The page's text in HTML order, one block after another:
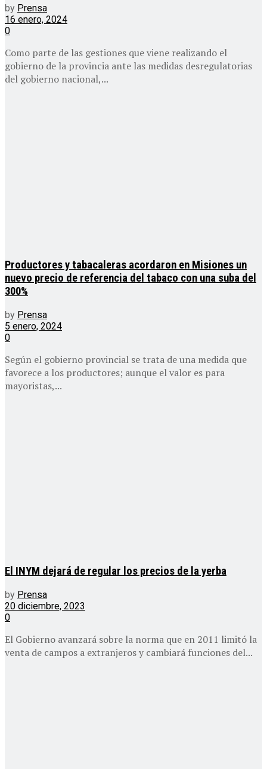
by Prensa
16 enero, 2024
0
Como parte de las gestiones que viene realizando el
gobierno de la provincia ante las medidas desregulatorias
del gobierno nacional,...
Productores y tabacaleras acordaron en Misiones un
nuevo precio de referencia del tabaco con una suba del
300%
by Prensa
5 enero, 2024
0
Según el gobierno provincial se trata de una medida que
favorece a los productores; aunque el valor es para
mayoristas,...
El INYM dejará de regular los precios de la yerba
by Prensa
20 diciembre, 2023
0
El Gobierno avanzará sobre la norma que en 2011 limitó la
venta de campos a extranjeros y cambiará funciones del...